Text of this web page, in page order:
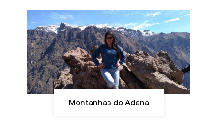
Montanhas do Adena